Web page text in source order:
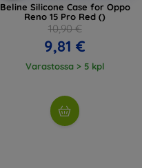
Beline Silicone Case for Oppo
Reno 15 Pro Red ()
10,90 €
9,81 €
Varastossa > 5 kpl